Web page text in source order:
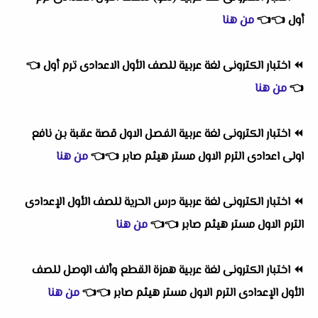
أول👈
👈من هنا
⏪ اختبار الكترونى لغة عربية للصف الأول الاعدادى ترم أول👈
👈من هنا
⏪ اختبار الكترونى لغة عربية الفصل الاول قصة عقبة بن نافع
اولى اعدادى الترم الاول مستر هيثم صابر👈
👈من هنا
⏪ اختبار الكترونى لغة عربية درس الحرية للصف الأول الإعدادى
الترم الاول مستر هيثم صابر👈
👈من هنا
⏪ اختبار الكترونى لغة عربية همزة القطع وألف الوصل للصف
الأول الإعدادى الترم الاول مستر هيثم صابر👈
👈من هنا